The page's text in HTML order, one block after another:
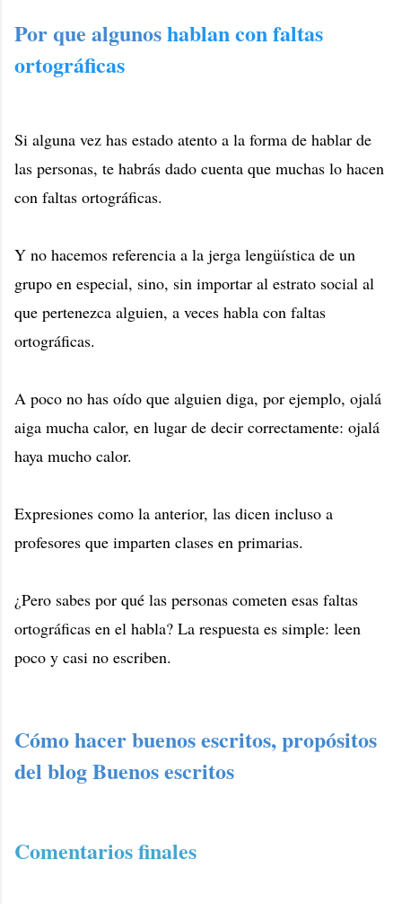
Por que algunoshablan con faltas
ortográficas
Si alguna vez has estado atento a la forma de hablar de
las personas, te habrás dado cuenta que muchas lo hacen
con faltas ortográficas.
Y no hacemos referencia a la jerga lengüística de un
grupo en especial, sino, sin importar al estrato social al
que pertenezca alguien, a veces habla con faltas
ortográficas.
A poco no has oído que alguien diga, por ejemplo, ojalá
aiga mucha calor, en lugar de decir correctamente: ojalá
haya mucho calor.
Expresiones como la anterior, las dicen incluso a
profesores que imparten clases en primarias.
¿Pero sabes por qué las personas cometen esas faltas
ortográficas en el habla? La respuesta es simple: leen
poco y casi no escriben.
Cómo hacer buenos escritos, propósitos
del blog Buenos escritos
Comentarios finales